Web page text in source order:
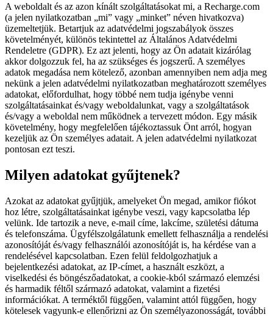
A weboldalt és az azon kínált szolgáltatásokat mi, a Recharge.com
(a jelen nyilatkozatban „mi” vagy „minket” néven hivatkozva)
üzemeltetjük. Betartjuk az adatvédelmi jogszabályok összes
követelményét, különös tekintettel az Általános Adatvédelmi
Rendeletre (GDPR). Ez azt jelenti, hogy az Ön adatait kizárólag
akkor dolgozzuk fel, ha az szükséges és jogszerű. A személyes
adatok megadása nem kötelező, azonban amennyiben nem adja meg
nekünk a jelen adatvédelmi nyilatkozatban meghatározott személyes
adatokat, előfordulhat, hogy többé nem tudja igénybe venni
szolgáltatásainkat és/vagy weboldalunkat, vagy a szolgáltatások
és/vagy a weboldal nem működnek a tervezett módon. Egy másik
követelmény, hogy megfelelően tájékoztassuk Önt arról, hogyan
kezeljük az Ön személyes adatait. A jelen adatvédelmi nyilatkozat
pontosan ezt teszi.
Milyen adatokat gyűjtenek?
Azokat az adatokat gyűjtjük, amelyeket Ön megad, amikor fiókot
hoz létre, szolgáltatásainkat igénybe veszi, vagy kapcsolatba lép
velünk. Ide tartozik a neve, e-mail címe, lakcíme, születési dátuma
és telefonszáma. Ügyfélszolgálatunk emellett felhasználja a rendelési
azonosítóját és/vagy felhasználói azonosítóját is, ha kérdése van a
rendelésével kapcsolatban. Ezen felül feldolgozhatjuk a
bejelentkezési adatokat, az IP-címet, a használt eszközt, a
viselkedési és böngészőadatokat, a cookie-kból származó elemzési
és harmadik féltől származó adatokat, valamint a fizetési
információkat. A terméktől függően, valamint attól függően, hogy
kötelesek vagyunk-e ellenőrizni az Ön személyazonosságát, további